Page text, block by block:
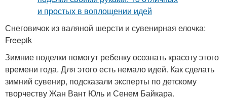
Снеговичок из валяной шерсти и сувенирная елочка:
Freepik
Зимние поделки помогут ребенку осознать красоту этого
времени года. Для этого есть немало идей. Как сделать
зимний сувенир, подсказали эксперты по детскому
творчеству Жан Вант Юль и Сенем Байкара.